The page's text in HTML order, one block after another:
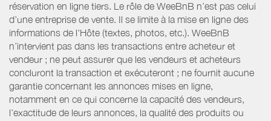
réservation en ligne tiers. Le rôle de WeeBnB n’est pas celui
d’une entreprise de vente. Il se limite à la mise en ligne des
informations de l'Hôte (textes, photos, etc.). WeeBnB
n’intervient pas dans les transactions entre acheteur et
vendeur ; ne peut assurer que les vendeurs et acheteurs
concluront la transaction et exécuteront ; ne fournit aucune
garantie concernant les annonces mises en ligne,
notamment en ce qui concerne la capacité des vendeurs,
l’exactitude de leurs annonces, la qualité des produits ou